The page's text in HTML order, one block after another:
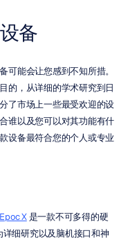
备
可能会让您感到不知所措。
的，从详细的学术研究到日
了市场上一些最受欢迎的设
谁以及您可以对其功能有什
设备最符合您的个人或专业
Epoc X 是一款不可多得的硬
细研究以及脑机接口和神